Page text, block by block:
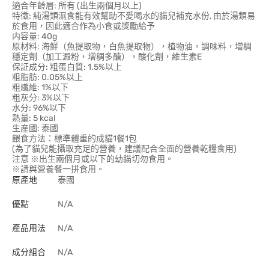
適合年齡層: 所有 (出生兩個月以上)
特徵: 純湯類濕食能有效幫助不愛喝水的貓兒補充水份, 由於湯類易
於食用，因此適合作為小食或獎勵給予
内容量: 40g
原材料: 海鮮（魚提取物，白魚提取物），植物油，調味料，增稠
穩定劑（加工澱粉，增稠多醣），酸化劑，維生素E
保証成分: 粗蛋白質: 1.5%以上
粗脂肪: 0.05%以上
粗繊維: 1%以下
粗灰分: 3%以下
水分: 96%以下
熱量: 5 kcal
生産國: 泰國
餵食方法：標準體重的成貓1餐1包
(為了貓兒能攝取充足的營養，建議配合全面的營養乾糧食用)
注意 ※出生兩個月或以下的幼貓切勿食用。
※請與營養餐一拼食用。
原產地
泰國
優點 N/A
產品用法 N/A
成分組合 N/A